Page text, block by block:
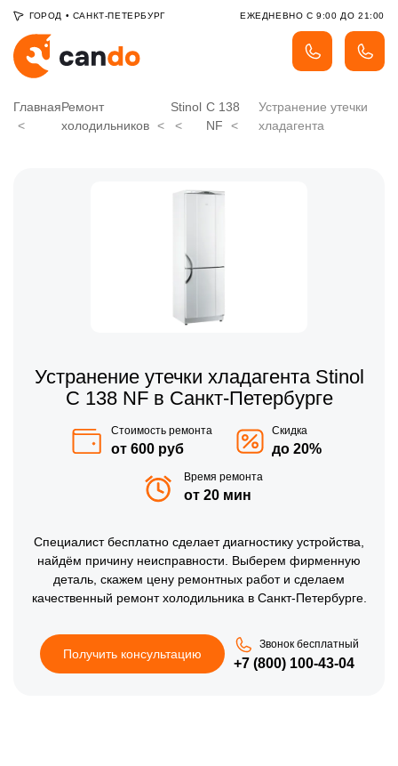
ГОРОД • САНКТ-ПЕТЕРБУРГ ЕЖЕДНЕВНО С 9:00 ДО 21:00
ГлавнаяРемонт
холодильников
Stinol C 138
NF
Устранение утечки
хладагента
Устранение утечки хладагента Stinol
C 138 NF в Санкт-Петербурге
Стоимость ремонта
от 600 руб
Скидка
до 20%
Время ремонта
от 20 мин
Специалист бесплатно сделает диагностику устройства,
найдём причину неисправности. Выберем фирменную
деталь, скажем цену ремонтных работ и сделаем
качественный ремонт холодильника в Санкт-Петербурге.
Получить консультацию
Звонок бесплатный
+7 (800) 100-43-04